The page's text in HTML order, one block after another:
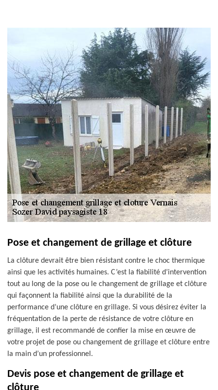
Pose et changement de grillage et clôture
La clôture devrait être bien résistant contre le choc thermique
ainsi que les activités humaines. C’est la fiabilité d’intervention
tout au long de la pose ou le changement de grillage et clôture
qui façonnent la fiabilité ainsi que la durabilité de la
performance d’une clôture en grillage. Si vous désirez éviter la
fréquentation de la perte de résistance de votre clôture en
grillage, il est recommandé de confier la mise en œuvre de
votre projet de pose ou changement de grillage et clôture entre
la main d’un professionnel.
Devis pose et changement de grillage et